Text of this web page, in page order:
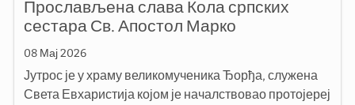
Прослављена слава Кола српских
сестара Св. Апостол Марко
08 Мај 2026
Јутрос је у храму великомученика Ђорђа, служена
Света Евхаристија којом је началствовао протојереј